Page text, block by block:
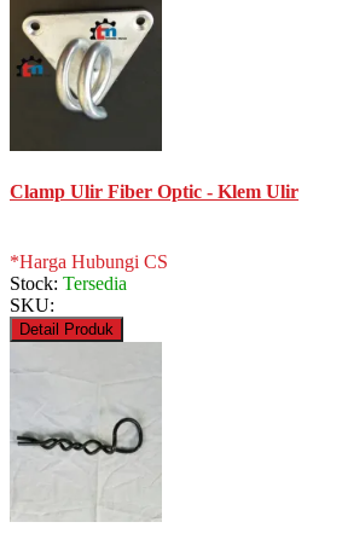
Clamp Ulir Fiber Optic - Klem Ulir
*Harga Hubungi CS
Stock: Tersedia
SKU:
Detail Produk